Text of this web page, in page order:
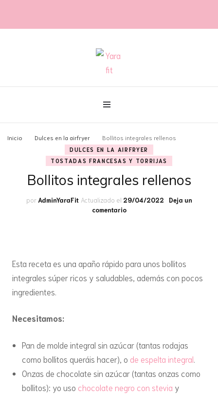
Yara fit
Inicio Dulces en la airfryer Bollitos integrales rellenos
DULCES EN LA AIRFRYER
TOSTADAS FRANCESAS Y TORRIJAS
Bollitos integrales rellenos
por AdminYaraFit Actualizado el 29/04/2022
Deja un
comentarioen
Esta receta es una apaño rápido para unos bollitos
integrales súper ricos y saludables, además con pocos
ingredientes.
Necesitamos:
Pan de molde integral sin azúcar (tantas rodajas
como bollitos queráis hacer), o de espelta integral
Onzas de chocolate sin azúcar (tantas onzas como
bollitos): yo uso chocolate negro con stevia y